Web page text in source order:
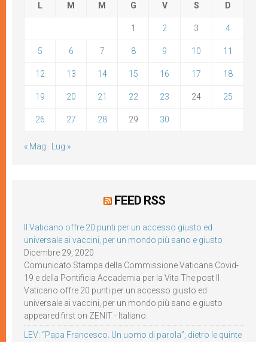
L M M G V S D
1 2 3 4
5 6 7 8 9 10 11
12 13 14 15 16 17 18
19 20 21 22 23 24 25
26 27 28 29 30
« Mag Lug »
FEED RSS
Il Vaticano offre 20 punti per un accesso giusto ed
universale ai vaccini, per un mondo più sano e giusto
Dicembre 29, 2020
Comunicato Stampa della Commissione Vaticana Covid-
19 e della Pontificia Accademia per la Vita The post Il
Vaticano offre 20 punti per un accesso giusto ed
universale ai vaccini, per un mondo più sano e giusto
appeared first on ZENIT - Italiano.
LEV: “Papa Francesco. Un uomo di parola”, dietro le quinte